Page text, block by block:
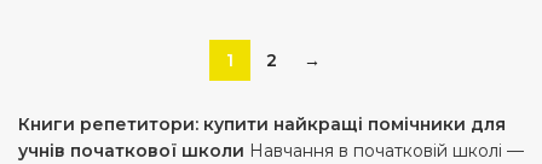
1 2 →
Книги репетитори: купити найкращі помічники для
учнів початкової школи Навчання в початковій школі —